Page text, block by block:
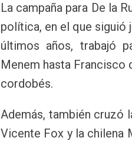
La campaña para De la
política, en el que siguió
últimos años, trabajó
Menem hasta Francisco
cordobés.
Además, también cruzó
Vicente Fox y la chilena